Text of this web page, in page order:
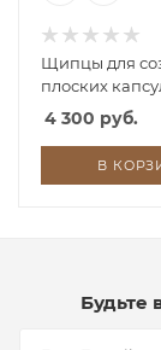
Щипцы для
плоских
4 300 руб.
В
Будьте